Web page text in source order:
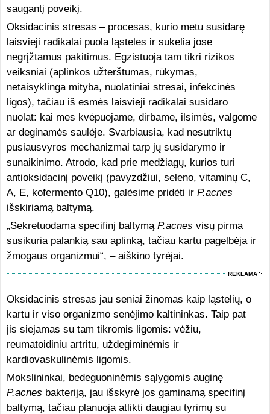
saugantį poveikį.
Oksidacinis stresas – procesas, kurio metu susidarę
laisvieji radikalai puola ląsteles ir sukelia jose
negrįžtamus pakitimus. Egzistuoja tam tikri rizikos
veiksniai (aplinkos užterštumas, rūkymas,
netaisyklinga mityba, nuolatiniai stresai, infekcinės
ligos), tačiau iš esmės laisvieji radikalai susidaro
nuolat: kai mes kvėpuojame, dirbame, ilsimės, valgome
ar deginamės saulėje. Svarbiausia, kad nesutriktų
pusiausvyros mechanizmai tarp jų susidarymo ir
sunaikinimo. Atrodo, kad prie medžiagų, kurios turi
antioksidacinį poveikį (pavyzdžiui, seleno, vitaminų C,
A, E, kofermento Q10), galėsime pridėti ir P.acnes
išskiriamą baltymą.
„Sekretuodama specifinį baltymą P.acnes visų pirma
susikuria palankią sau aplinką, tačiau kartu pagelbėja ir
žmogaus organizmui“, – aiškino tyrėjai.
REKLAMA
Oksidacinis stresas jau seniai žinomas kaip ląstelių, o
kartu ir viso organizmo senėjimo kaltininkas. Taip pat
jis siejamas su tam tikromis ligomis: vėžiu,
reumatoidiniu artritu, uždegiminėmis ir
kardiovaskulinėmis ligomis.
Mokslininkai, bedeguoninėmis sąlygomis auginę
P.acnes bakteriją, jau išskyrė jos gaminamą specifinį
baltymą, tačiau planuoja atlikti daugiau tyrimų su